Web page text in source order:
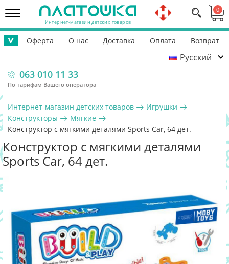
> Оферта О нас Доставка Оплата
Возврат
Помощь ВСУ
Русский
063 010 11 33
По тарифам Вашего оператора
Интернет-магазин детских товаров
0
Интернет-магазин детских товаров
Игрушки
Конструкторы
Мягкие
Конструктор с мягкими деталями Sports Car, 64 дет.
Конструктор с мягкими деталями
Sports Car, 64 дет.